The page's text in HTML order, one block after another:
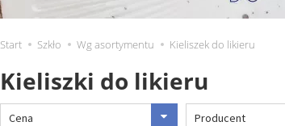
Start Szkło Wg asortymentu Kieliszek do likieru
Kieliszki do likieru
Cena Producent